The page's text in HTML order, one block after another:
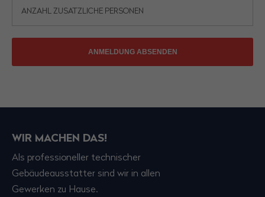
Have any questions?
Drop us a line
info@yourdomain.com
adipiscing elit.
Aenean commodo ligula eget dolor. Aenean
massa. Cum sociis natoque penatibus et magnis
dis parturient montes, nascetur ridiculus mus.
ANMELDUNG ABSENDEN
WIR MACHEN DAS!
Als professioneller technischer
Gebäudeausstatter sind wir in allen
Gewerken zu Hause.